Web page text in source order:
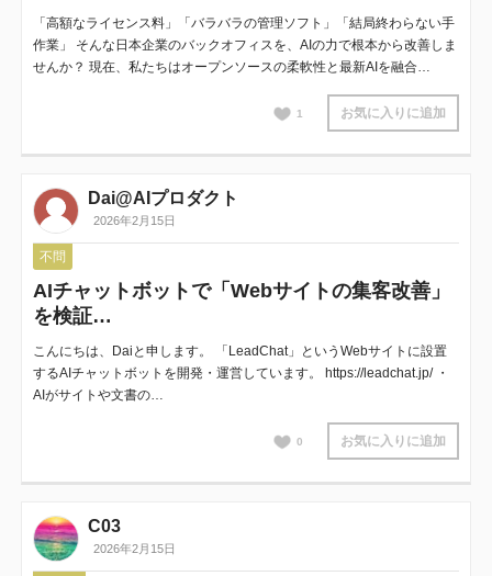
「高額なライセンス料」「バラバラの管理ソフト」「結局終わらない手
作業」 そんな日本企業のバックオフィスを、AIの力で根本から改善しま
せんか？ 現在、私たちはオープンソースの柔軟性と最新AIを融合…
1 お気に入りに追加
Dai@AIプロダクト
2026年2月15日
不問
AIチャットボットで「Webサイトの集客改善」
を検証…
こんにちは、Daiと申します。 「LeadChat」というWebサイトに設置
するAIチャットボットを開発・運営しています。 https://leadchat.jp/ ・
AIがサイトや文書の…
0 お気に入りに追加
C03
2026年2月15日